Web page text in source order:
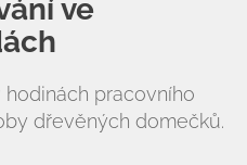
ve
pracovního
dřevěných domečků.